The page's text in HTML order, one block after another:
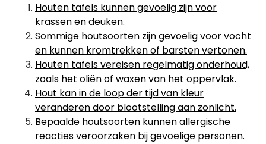
Houten tafels kunnen gevoelig zijn voor
krassen en deuken.
Sommige houtsoorten zijn gevoelig voor vocht
en kunnen kromtrekken of barsten vertonen.
Houten tafels vereisen regelmatig onderhoud,
zoals het oliën of waxen van het oppervlak.
Hout kan in de loop der tijd van kleur
veranderen door blootstelling aan zonlicht.
Bepaalde houtsoorten kunnen allergische
reacties veroorzaken bij gevoelige personen.